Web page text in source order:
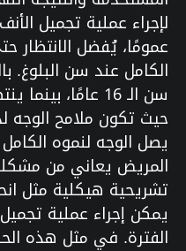
عمومًا، يُفضل
الكامل عند سن البلوغ.
سن الـ 16 عامًا،
حيث تكون ملامح الوجه
يصل الوجه لنموه
المريض يعاني من
تشريحية هيكلية مثل
يمكن إجراء عملية
الفترة. في مثل هذه